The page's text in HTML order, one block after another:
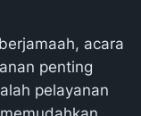
acara
penting
pelayanan